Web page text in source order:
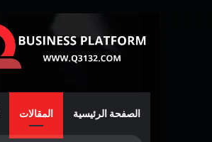
الصفحة الرئيسية المقالات